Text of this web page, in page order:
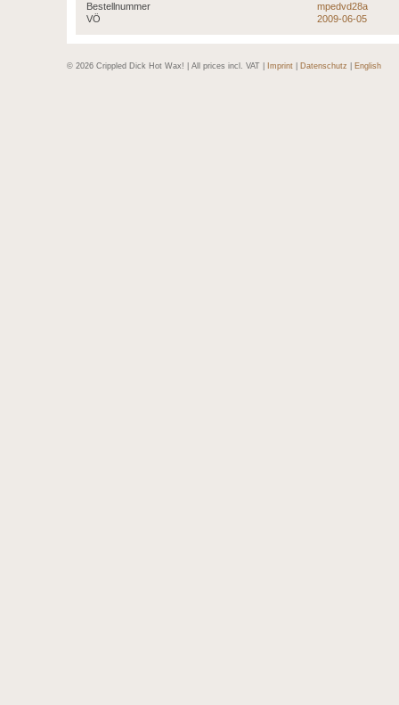
Bestellnummer
mpedvd28a
VÖ
2009-06-05
© 2026 Crippled Dick Hot Wax! | All prices incl. VAT | Imprint Datenschutz English